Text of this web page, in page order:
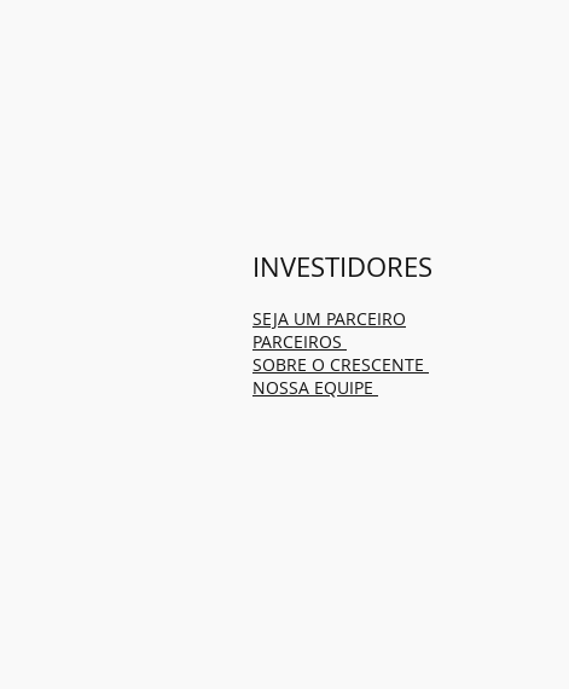
INVESTIDORES
SEJA UM PARCEIRO
PARCEIROS
SOBRE O CRESCENTE
NOSSA EQUIPE